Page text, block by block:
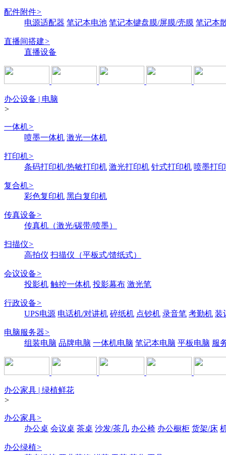
配件附件>
电源适配器 笔记本电池 笔记本键盘膜/屏膜/壳膜 笔记本
直播间搭建>
直播设备
办公设备 | 电脑
>
一体机>
喷墨一体机 激光一体机
打印机>
条码打印机/热敏打印机 激光打印机 针式打印机 喷墨打
复合机>
彩色复印机 黑白复印机
传真设备>
传真机（激光/碳带/喷墨）
扫描仪>
高拍仪 扫描仪（平板式/馈纸式）
会议设备>
投影机 触控一体机 投影幕布 激光笔
行政设备>
UPS电源 电话机/对讲机 碎纸机 点钞机 录音笔 考勤机 装
电脑服务器>
组装电脑 品牌电脑 一体机电脑 笔记本电脑 平板电脑 服
办公家具 | 绿植鲜花
>
办公家具>
办公桌 会议桌 茶桌 沙发/茶几 办公椅 办公橱柜 货架/床
办公绿植>